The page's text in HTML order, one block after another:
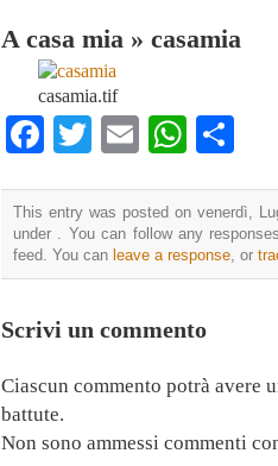
A casa mia » casamia
casamia.tif
Facebook
TwitterEmail
This entry was posted on venerdì,
under . You can follow any
feed. You can leave a response, or
Scrivi un commento
Ciascun commento potrà avere
battute.
Non sono ammessi commenti